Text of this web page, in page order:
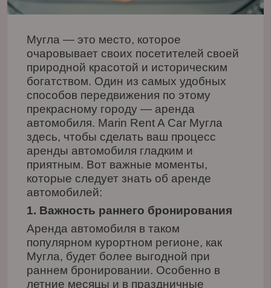
Мугла — это место, которое
очаровывает своих посетителей своей
природной красотой и историческим
богатством. Один из самых удобных
способов передвижения по этому
прекрасному городу — аренда
автомобиля. Marin Rent A Car Мугла
здесь, чтобы сделать ваш процесс
аренды автомобиля гладким и
приятным. Вот важные моменты,
которые следует знать об аренде
автомобилей:
1. Важность раннего бронирования
Аренда автомобиля в таком
популярном курортном регионе, как
Мугла, будет более выгодной при
раннем бронировании. Особенно в
летние месяцы и в праздничные